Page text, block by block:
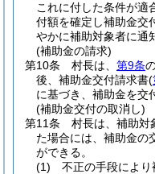
これに付した条件が適
付額を確定し補助金交
やかに補助対象者に通
(補助金の請求)
第10条
村長は、 第9条
後、補助金交付請求書(
に基づき、補助金を交
(補助金交付の取消し)
第11条
村長は、補助対
た場合には、補助金の
ができる。
(1)
不正の手段により